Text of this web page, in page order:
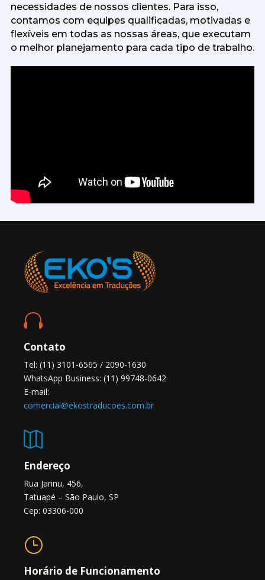
necessidades de nossos clientes. Para isso,
contamos com equipes qualificadas, motivadas e
flexíveis em todas as nossas áreas, que executam
o melhor planejamento para cada tipo de trabalho.

Contato
Tel: (11) 3101-6565 / 2090-1630
WhatsApp Business: (11) 99748-0642
E-mail:
comercial@ekostraducoes.com.br

Endereço
Rua Jarinu, 456,
Tatuapé – São Paulo, SP
Cep: 03306-000
}
Horário de Funcionamento